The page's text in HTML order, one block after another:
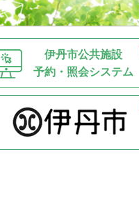
伊丹市公共施設
予約・照会システム